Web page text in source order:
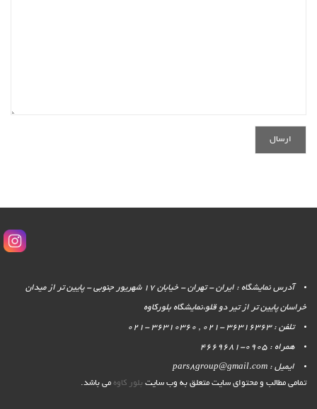
آدرس نمایشگاه : ایران - تهران - خیابان 17 شهریور جنوبی - پایین تر از میدان
خراسان پایین تر از تیر دو قلو،نمایشگاه بلورکاوه
تلفن : 36316363 -021 , 36310360 -021
همراه : 0905-4669681
ایمیل : pars8group@gmail.com
تمامی مطالب و محتوای سایت متعلق به وب سایت بلور کاوه می باشد.